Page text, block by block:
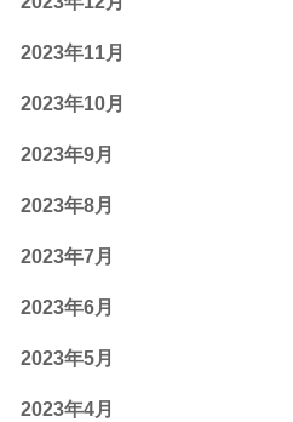
2023年11月
2023年10月
2023年9月
2023年8月
2023年7月
2023年6月
2023年5月
2023年4月